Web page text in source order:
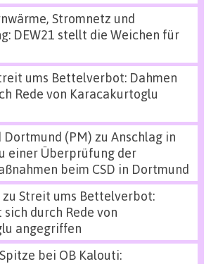
Stromnetz und
DEW21 stellt die Weichen für
ums Bettelverbot: Dahmen
Rede von Karacakurtoglu
Dortmund (PM) zu Anschlag in
einer Überprüfung der
beim CSD in Dortmund
zu Streit ums Bettelverbot:
durch Rede von
angegriffen
bei OB Kalouti: